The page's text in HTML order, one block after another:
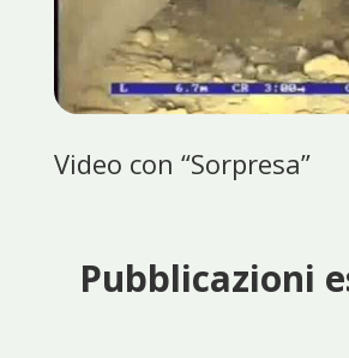
Video con “Sorpresa”
Pubblicazioni